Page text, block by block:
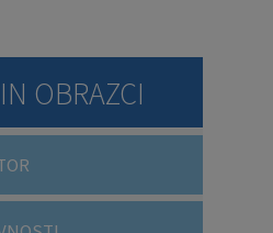
OBRAZCI
prijaviteljev